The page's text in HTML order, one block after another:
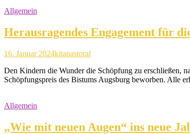
Allgemein
Herausragendes Engagement für
16. Januar 2024kitapastoral
Den Kindern die Wunder die Schöpfung zu erschließen,
Schöpfungspreis des Bistums Augsburg beworben. Alle
Allgemein
„Wie mit neuen Augen“ ins neue